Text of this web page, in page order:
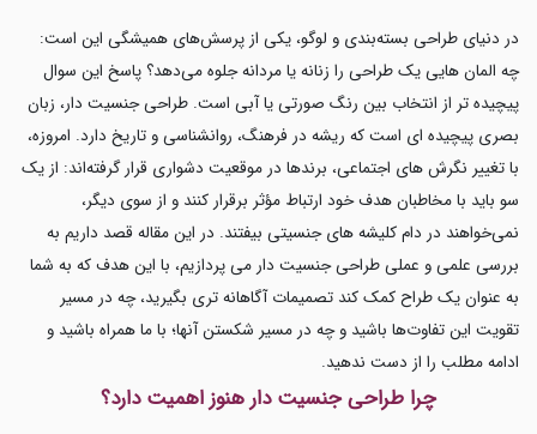
در دنیای طراحی بسته‌بندی و لوگو، یکی از پرسش‌های همیشگی این است:
چه المان هایی یک طراحی را زنانه یا مردانه جلوه می‌دهد؟ پاسخ این سوال
پیچیده تر از انتخاب بین رنگ صورتی یا آبی است. طراحی جنسیت دار، زبان
بصری پیچیده ای است که ریشه در فرهنگ، روانشناسی و تاریخ دارد. امروزه،
با تغییر نگرش های اجتماعی، برندها در موقعیت دشواری قرار گرفته‌اند: از یک
سو باید با مخاطبان هدف خود ارتباط مؤثر برقرار کنند و از سوی دیگر،
نمی‌خواهند در دام کلیشه های جنسیتی بیفتند. در این مقاله قصد داریم به
بررسی علمی و عملی طراحی جنسیت دار می پردازیم، با این هدف که به شما
به عنوان یک طراح کمک کند تصمیمات آگاهانه تری بگیرید، چه در مسیر
تقویت این تفاوت‌ها باشید و چه در مسیر شکستن آنها؛ با ما همراه باشید و
ادامه مطلب را از دست ندهید.
چرا طراحی جنسیت دار هنوز اهمیت دارد؟